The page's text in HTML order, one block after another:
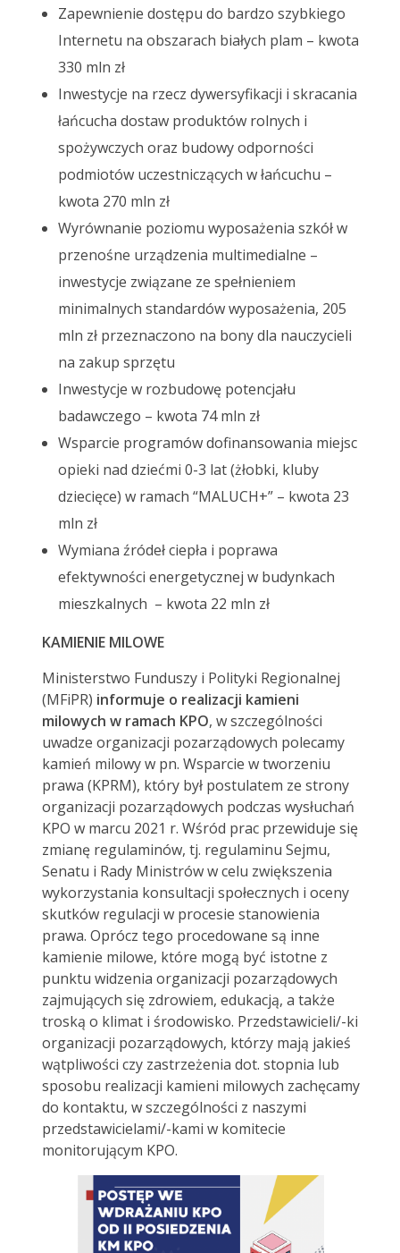
Zapewnienie dostępu do bardzo szybkiego
Internetu na obszarach białych plam – kwota
330 mln zł
Inwestycje na rzecz dywersyfikacji i skracania
łańcucha dostaw produktów rolnych i
spożywczych oraz budowy odporności
podmiotów uczestniczących w łańcuchu –
kwota 270 mln zł
Wyrównanie poziomu wyposażenia szkół w
przenośne urządzenia multimedialne –
inwestycje związane ze spełnieniem
minimalnych standardów wyposażenia, 205
mln zł przeznaczono na bony dla nauczycieli
na zakup sprzętu
Inwestycje w rozbudowę potencjału
badawczego – kwota 74 mln zł
Wsparcie programów dofinansowania miejsc
opieki nad dziećmi 0-3 lat (żłobki, kluby
dziecięce) w ramach “MALUCH+” – kwota 23
mln zł
Wymiana źródeł ciepła i poprawa
efektywności energetycznej w budynkach
mieszkalnych – kwota 22 mln zł
KAMIENIE MILOWE
Ministerstwo Funduszy i Polityki Regionalnej
(MFiPR) informuje o realizacji kamieni
milowych w ramach KPO, w szczególności
uwadze organizacji pozarządowych polecamy
kamień milowy w pn. Wsparcie w tworzeniu
prawa (KPRM), który był postulatem ze strony
organizacji pozarządowych podczas wysłuchań
KPO w marcu 2021 r. Wśród prac przewiduje się
zmianę regulaminów, tj. regulaminu Sejmu,
Senatu i Rady Ministrów w celu zwiększenia
wykorzystania konsultacji społecznych i oceny
skutków regulacji w procesie stanowienia
prawa. Oprócz tego procedowane są inne
kamienie milowe, które mogą być istotne z
punktu widzenia organizacji pozarządowych
zajmujących się zdrowiem, edukacją, a także
troską o klimat i środowisko. Przedstawicieli/-ki
organizacji pozarządowych, którzy mają jakieś
wątpliwości czy zastrzeżenia dot. stopnia lub
sposobu realizacji kamieni milowych zachęcamy
do kontaktu, w szczególności z naszymi
przedstawicielami/-kami w komitecie
monitorującym KPO.